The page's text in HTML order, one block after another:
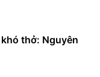
thở: Nguyên